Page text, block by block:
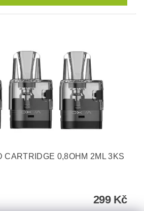
CARTRIDGE 0,8OHM 2ML 3KS
299 Kč